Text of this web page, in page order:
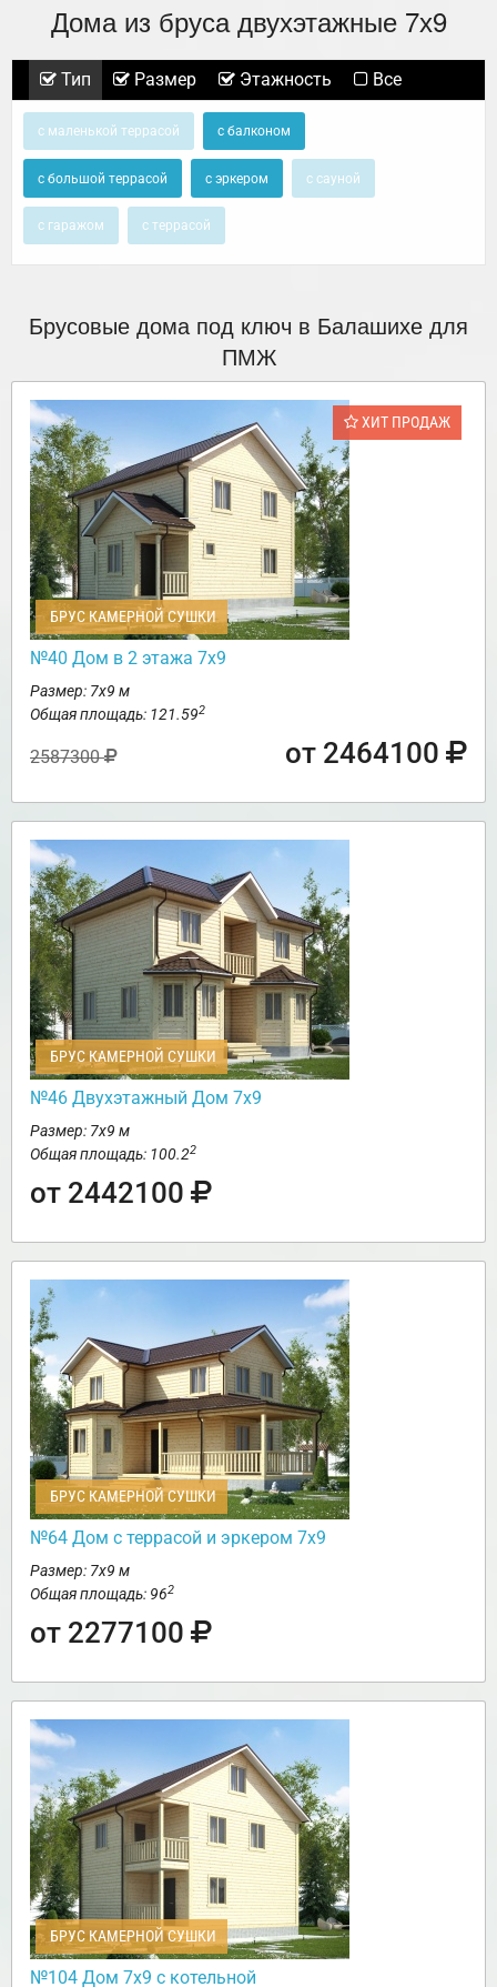
Дома из бруса двухэтажные 7х9
Тип Размер Этажность Все
с маленькой террасой с балконом
с большой террасой с эркером с сауной
с гаражом с террасой
Брусовые дома под ключ в Балашихе для
ПМЖ
ХИТ ПРОДАЖ
БРУС КАМЕРНОЙ СУШКИ
№40 Дом в 2 этажа 7х9
Размер: 7х9 м
Общая площадь: 121.592
2587300 от 2464100
БРУС КАМЕРНОЙ СУШКИ
№46 Двухэтажный Дом 7х9
Размер: 7х9 м
Общая площадь: 100.22
от 2442100
БРУС КАМЕРНОЙ СУШКИ
№64 Дом с террасой и эркером 7х9
Размер: 7х9 м
Общая площадь: 962
от 2277100
БРУС КАМЕРНОЙ СУШКИ
№104 Дом 7х9 с котельной